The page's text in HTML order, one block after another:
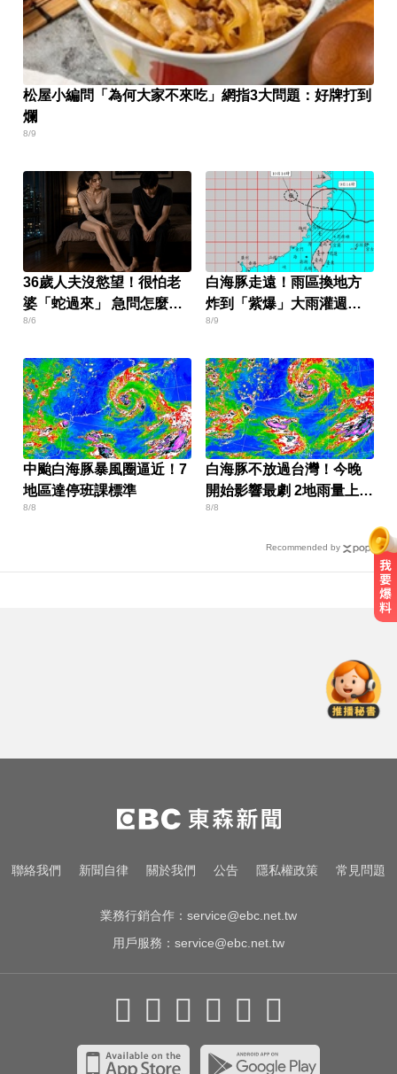
松屋小編問「為何大家不來吃」網指3大問題：好牌打到
爛
8/9
36歲人夫沒慾望！很怕老
婆「蛇過來」 急問怎麼
辦？
8/6
白海豚走遠！雨區換地方
炸到「紫爆」大雨灌週末
才停
8/9
中颱白海豚暴風圈逼近！7
地區達停班課標準
8/8
白海豚不放過台灣！今晚
開始影響最劇 2地雨量上看
500毫米
8/8
Recommended by
女性罹難
烏干達拒絕台灣護照入境 外交部持
續交涉聯繫
台南死亡車禍！轎車遭大貨車壓
聯絡我們 新聞自律 關於我們 公告 隱私權政策 常見問題
業務行銷合作： service@ebc.net.tw
用戶服務： service@ebc.net.tw